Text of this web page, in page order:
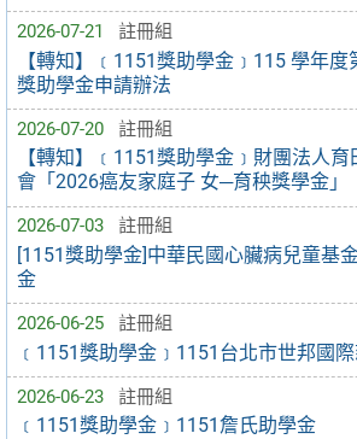
2026-07-21 註冊組
【轉知】﹝1151獎助學金﹞115 學年度
獎助學金申請辦法
2026-07-20 註冊組
【轉知】﹝1151獎助學金﹞財團法人
會「2026癌友家庭子 女─育秧獎學金」
2026-07-03 註冊組
[1151獎助學金]中華民國心臟病兒童基
金
2026-06-25 註冊組
﹝1151獎助學金﹞1151台北市世邦國
2026-06-23 註冊組
﹝1151獎助學金﹞1151詹氏助學金